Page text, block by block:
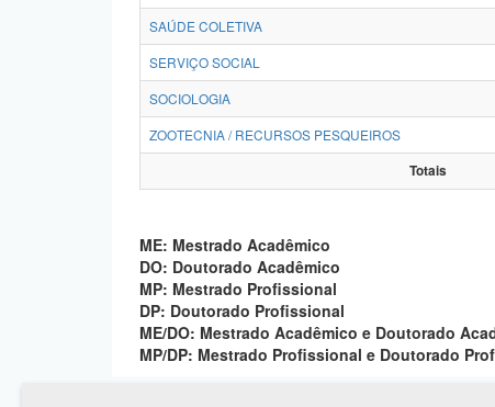
SAÚDE COLETIVA
SERVIÇO SOCIAL
SOCIOLOGIA
ZOOTECNIA / RECURSOS PESQUEIROS
Totais
ME: Mestrado Acadêmico
DO: Doutorado Acadêmico
MP: Mestrado Profissional
DP: Doutorado Profissional
ME/DO: Mestrado Acadêmico e Doutorado
MP/DP: Mestrado Profissional e Doutorado